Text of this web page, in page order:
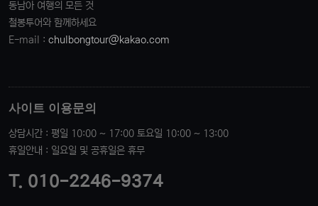
동남아 여행의 모든 것
철봉투어와 함께하세요
E-mail : chulbongtour@kakao.com
사이트 이용문의
상담시간 : 평일 10:00 ~ 17:00 토요일 10:00 ~ 13:00
휴일안내 : 일요일 및 공휴일은 휴무
T. 010-2246-9374